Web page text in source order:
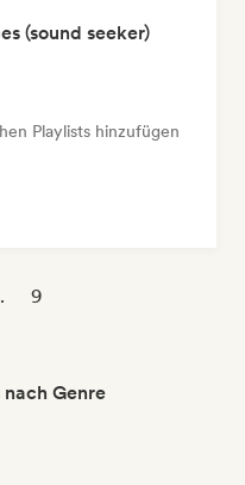
(sound seeker)
Playlists hinzufügen
9
Genre